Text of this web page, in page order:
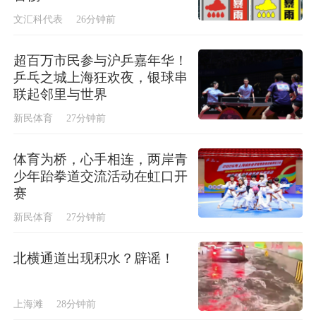
文汇科代表 26分钟前
超百万市民参与沪乒嘉年华！
乒乓之城上海狂欢夜，银球串
联起邻里与世界
新民体育 27分钟前
体育为桥，心手相连，两岸青
少年跆拳道交流活动在虹口开
赛
新民体育 27分钟前
北横通道出现积水？辟谣！
上海滩 28分钟前